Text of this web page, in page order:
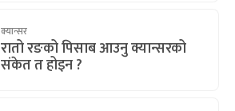
क्यान्सर
रातो रङको पिसाब आउनु क्यान्सरको
संकेत त होइन ?